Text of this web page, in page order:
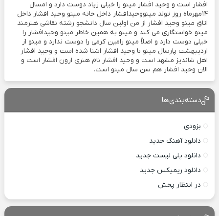
افشار است و وحید افشار مینو را خیلی زیاد دوست دارد و امسال
۱۴مهرماه روز تولد مینووحیدافشار داخل خانه مینو وحید افشار داخل
اتاق مینو وحید افشار از من اولین سال دانشجو رشته نقاشی هنرمند
مینو خواستگاری می کند و مینو به همین خاطر مینو وحیدافشار را
خیلی دوست دارد و اصلاً مینو رامین کرمی را دوست ندارد و مینو از
اردیبهشت پارسال مینو با وحید افشار اشنا شده است و وحید افشار
اهل شاندیز مشهد است و وحید افشار نام هنری ارون افشار است و
الان وحید افشار هم سن سال مینو است.
دسته‌بندی‌ها
بزودی
دانلود آهنگ جدید
دانلود پلی لیست جدید
دانلود ریمیکس جدید
در انتظار پخش